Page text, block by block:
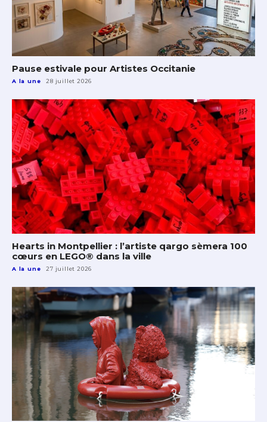
Pause estivale pour Artistes Occitanie
A la une 28 juillet 2026
Hearts in Montpellier : l’artiste qargo sèmera 100
cœurs en LEGO® dans la ville
A la une 27 juillet 2026